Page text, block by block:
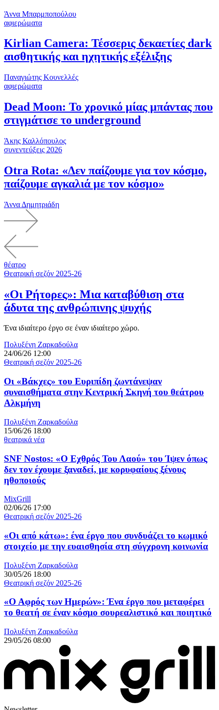
Άννα Μπαρμποπούλου
αφιερώματα
Kirlian Camera: Τέσσερις δεκαετίες dark
αισθητικής και ηχητικής εξέλιξης
Παναγιώτης Κουνελλές
αφιερώματα
Dead Moon: Το χρονικό μίας μπάντας που
στιγμάτισε το underground
Άκης Καλλόπουλος
συνεντεύξεις 2026
Otra Rota: «Δεν παίζουμε για τον κόσμο,
παίζουμε αγκαλιά με τον κόσμο»
Άννα Δημητριάδη
θέατρο
Θεατρική σεζόν 2025-26
«Οι Ρήτορες»: Μια καταβύθιση στα
άδυτα της ανθρώπινης ψυχής
Ένα ιδιαίτερο έργο σε έναν ιδιαίτερο χώρο.
Πολυξένη Ζαρκαδούλα
24/06/26 12:00
Θεατρική σεζόν 2025-26
Οι «Βάκχες» του Ευριπίδη ζωντάνεψαν
συναισθήματα στην Κεντρική Σκηνή του θεάτρου
Αλκμήνη
Πολυξένη Ζαρκαδούλα
15/06/26 18:00
θεατρικά νέα
SNF Nostos: «Ο Εχθρός Του Λαού» του Ίψεν όπως
δεν τον έχουμε ξαναδεί, με κορυφαίους ξένους
ηθοποιούς
MixGrill
02/06/26 17:00
Θεατρική σεζόν 2025-26
«Οι από κάτω»: ένα έργο που συνδυάζει το κωμικό
στοιχείο με την ευαισθησία στη σύγχρονη κοινωνία
Πολυξένη Ζαρκαδούλα
30/05/26 18:00
Θεατρική σεζόν 2025-26
«Ο Αφρός των Ημερών»: Ένα έργο που μεταφέρει
το θεατή σε έναν κόσμο σουρεαλιστικό και ποιητικό
Πολυξένη Ζαρκαδούλα
29/05/26 08:00